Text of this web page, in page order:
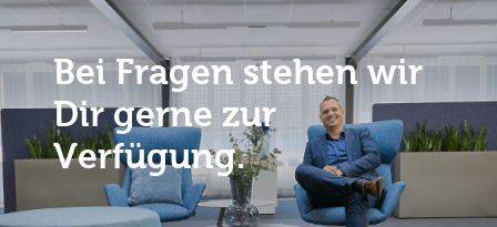
Bei Fragen stehen wir
Dir gerne zur
Verfügung.